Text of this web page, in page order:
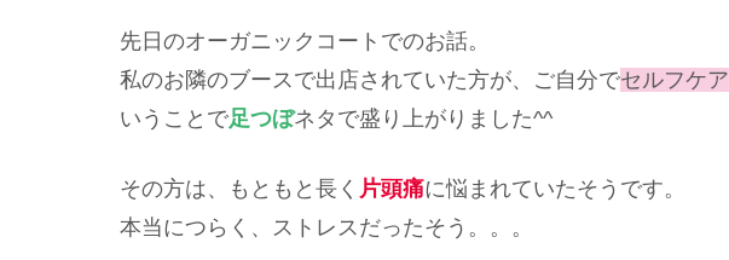
先日のオーガニックコートでのお話。
私のお隣のブースで出店されていた方が、ご自分でセルフケア
いうことで足つぼネタで盛り上がりました^^
その方は、もともと長く 片頭痛に悩まれていたそうです。
本当につらく、ストレスだったそう。。。